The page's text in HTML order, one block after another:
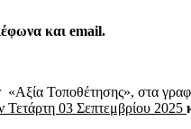
και email.
Τοποθέτησης», στα
Τετάρτη 03 Σεπτεμβρίου 2025